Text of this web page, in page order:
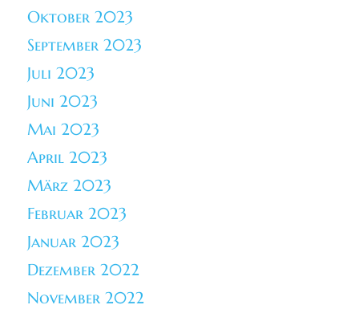
Oktober 2023
September 2023
Juli 2023
Juni 2023
Mai 2023
April 2023
März 2023
Februar 2023
Januar 2023
Dezember 2022
November 2022